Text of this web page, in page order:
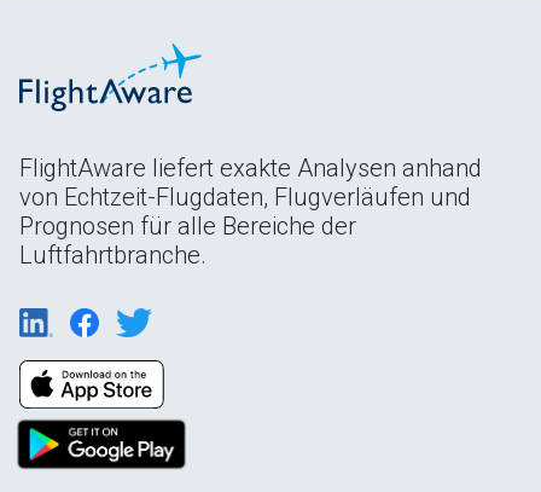
FlightAware liefert exakte Analysen anhand
von Echtzeit-Flugdaten, Flugverläufen und
Prognosen für alle Bereiche der
Luftfahrtbranche.